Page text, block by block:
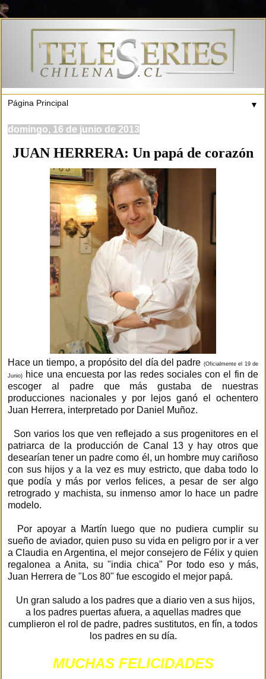
▼
domingo, 16 de junio de 2013
JUAN HERRERA: Un papá de corazón
Hace un tiempo, a propósito del día del padre (Oficialmente el 19 de
Junio)
hice una encuesta por las redes sociales con el fin de
escoger al padre que más gustaba de nuestras
producciones nacionales y por lejos ganó el ochentero
Juan Herrera, interpretado por Daniel Muñoz.
Son varios los que ven reflejado a sus progenitores en el
patriarca de la producción de Canal 13 y hay otros que
desearían tener un padre como él, un hombre muy cariñoso
con sus hijos y a la vez es muy estricto, que daba todo lo
que podía y más por verlos felices, a pesar de ser algo
retrogrado y machista, su inmenso amor lo hace un padre
modelo.
Por apoyar a Martín luego que no pudiera cumplir su
sueño de aviador, quien puso su vida en peligro por ir a ver
a Claudia en Argentina, el mejor consejero de Félix y quien
regalonea a Anita, su "india chica" Por todo eso y más,
Juan Herrera de "Los 80" fue escogido el mejor papá.
Un gran saludo a los padres que a diario ven a sus hijos,
a los padres puertas afuera, a aquellas madres que
cumplieron el rol de padre, padres sustitutos, en fín, a todos
los padres en su día.
MUCHAS FELICIDADES